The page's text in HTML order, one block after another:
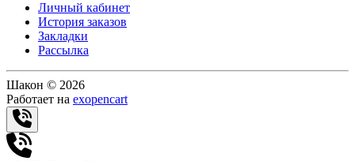
Личный кабинет
История заказов
Закладки
Рассылка
Шакон © 2026
Работает на exopencart